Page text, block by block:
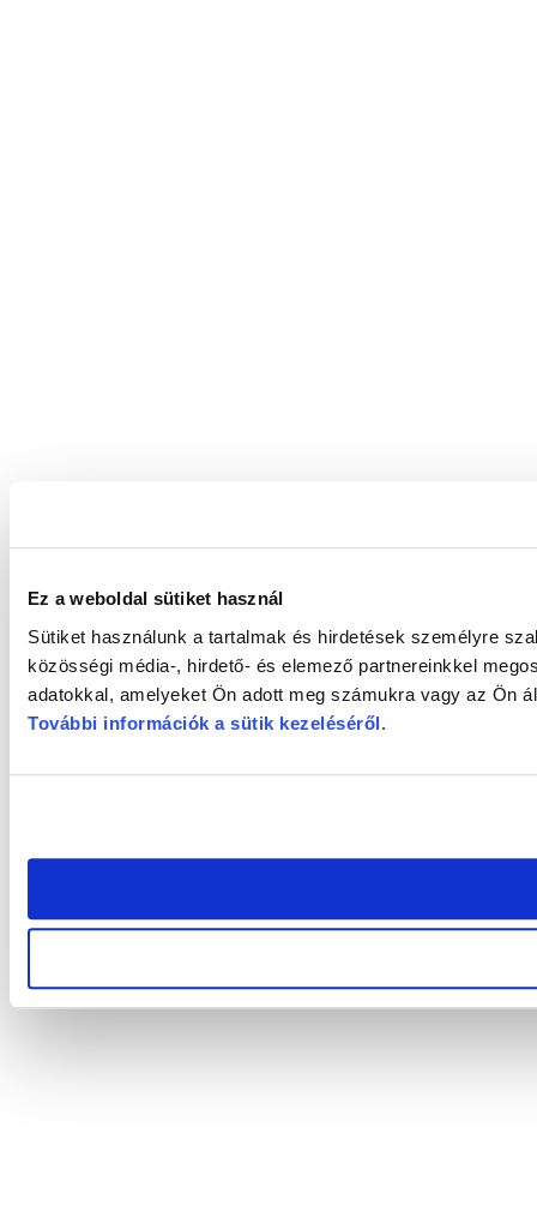
Ez a weboldal sütiket használ
Sütiket használunk a tartalmak és hirdetések személyre
közösségi média-, hirdető- és elemező partnereinkkel
adatokkal, amelyeket Ön adott meg számukra vagy az Ön
További információk a sütik kezeléséről.